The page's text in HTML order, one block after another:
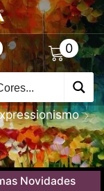
0
Novidades